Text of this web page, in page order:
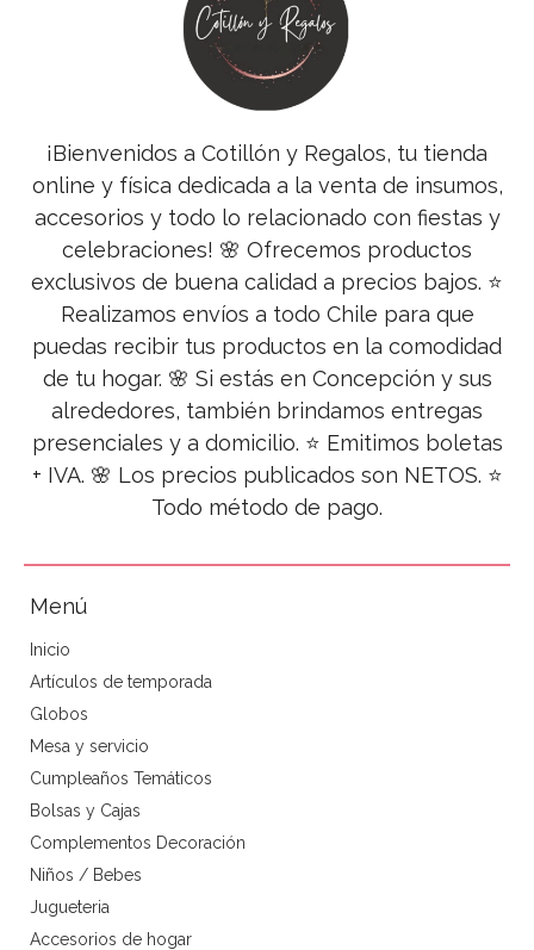
¡Bienvenidos a Cotillón y Regalos, tu tienda
online y física dedicada a la venta de insumos,
accesorios y todo lo relacionado con fiestas y
celebraciones! 🌸 Ofrecemos productos
exclusivos de buena calidad a precios bajos. ⭐
Realizamos envíos a todo Chile para que
puedas recibir tus productos en la comodidad
de tu hogar. 🌸 Si estás en Concepción y sus
alrededores, también brindamos entregas
presenciales y a domicilio. ⭐ Emitimos boletas
+ IVA. 🌸 Los precios publicados son NETOS. ⭐
Todo método de pago.
Menú
Inicio
Artículos de temporada
Globos
Mesa y servicio
Cumpleaños Temáticos
Bolsas y Cajas
Complementos Decoración
Niños / Bebes
Jugueteria
Accesorios de hogar